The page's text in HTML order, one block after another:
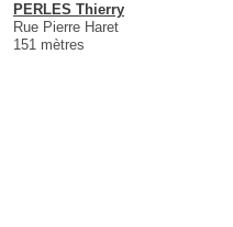
PERLES Thierry
Rue Pierre Haret
151 mètres